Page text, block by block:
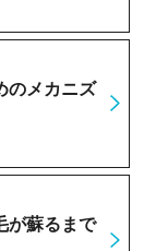
のメカニズ
が蘇るまで